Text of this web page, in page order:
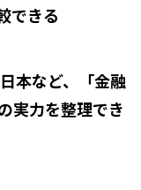
できる
本など、「金融
実力を整理でき